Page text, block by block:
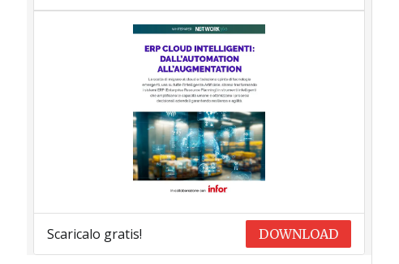
Scaricalo gratis! DOWNLOAD